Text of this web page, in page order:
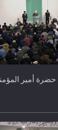
حضرة أمير